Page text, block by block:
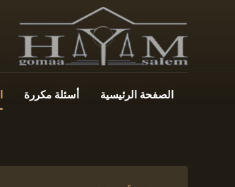
الصفحة الرئيسية أسئلة مكررة